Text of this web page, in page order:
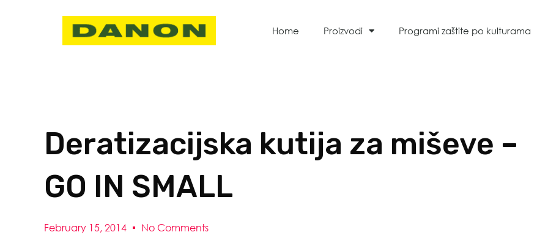
Home Proizvodi Programi zaštite po kulturama
Deratizacijska kutija za miševe –
GO IN SMALL
February 15, 2014 No Comments